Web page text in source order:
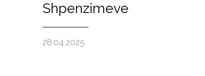
Shpenzimeve
28.04.2025